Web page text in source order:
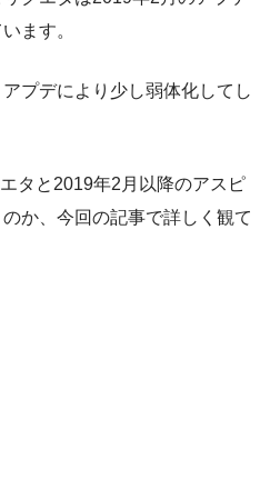
ます。
プデにより少し弱体化してし
タと2019年2月以降のアスピ
か、今回の記事で詳しく観て